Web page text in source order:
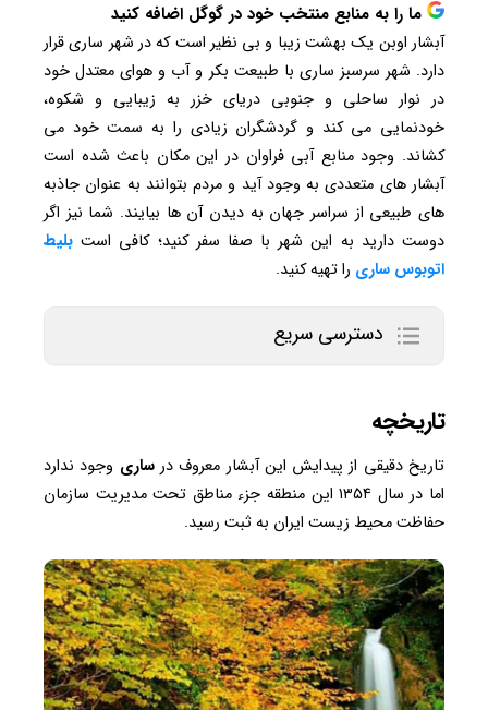
ما را به منابع منتخب خود در گوگل اضافه کنید
آبشار اوبن یک بهشت زیبا و بی نظیر است که در شهر ساری قرار
دارد. شهر سرسبز ساری با طبیعت بکر و آب و هوای معتدل خود
در نوار ساحلی و جنوبی دریای خزر به زیبایی و شکوه،
خودنمایی می کند و گردشگران زیادی را به سمت خود می
کشاند. وجود منابع آبی فراوان در این مکان باعث شده است
آبشار های متعددی به وجود آید و مردم بتوانند به عنوان جاذبه
های طبیعی از سراسر جهان به دیدن آن ها بیایند. شما نیز اگر
دوست دارید به این شهر با صفا سفر کنید؛ کافی است بلیط
اتوبوس ساری را تهیه کنید.
دسترسی سریع
تاریخچه
تاریخ دقیقی از پیدایش این آبشار معروف درساری وجود ندارد
اما در سال ۱۳۵۴ این منطقه جزء مناطق تحت مدیریت سازمان
حفاظت محیط زیست ایران به ثبت رسید.